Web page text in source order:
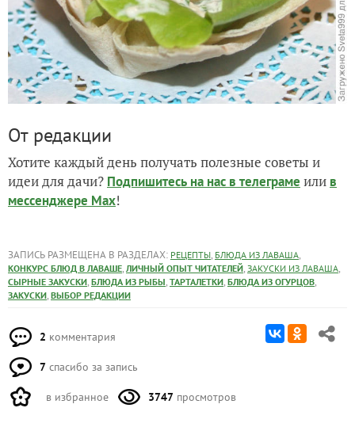
От редакции
Хотите каждый день получать полезные советы и
идеи для дачи? Подпишитесь на нас в телеграме или в
мессенджере Max!
ЗАПИСЬ РАЗМЕЩЕНА В РАЗДЕЛАХ: РЕЦЕПТЫ, БЛЮДА ИЗ ЛАВАША,
КОНКУРС БЛЮД В ЛАВАШЕ, ЛИЧНЫЙ ОПЫТ ЧИТАТЕЛЕЙ, ЗАКУСКИ ИЗ ЛАВАША,
СЫРНЫЕ ЗАКУСКИ, БЛЮДА ИЗ РЫБЫ, ТАРТАЛЕТКИ, БЛЮДА ИЗ ОГУРЦОВ,
ЗАКУСКИ, ВЫБОР РЕДАКЦИИ
2 комментария
7 спасибо за запись
в избранное 3747 просмотров